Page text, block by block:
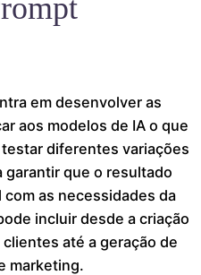
em desenvolver as
aos modelos de IA o que
diferentes variações
que o resultado
as necessidades da
incluir desde a criação
até a geração de
marketing.